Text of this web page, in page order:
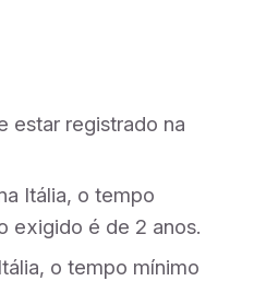
estar registrado na
Itália, o tempo
exigido é de 2 anos.
o tempo mínimo